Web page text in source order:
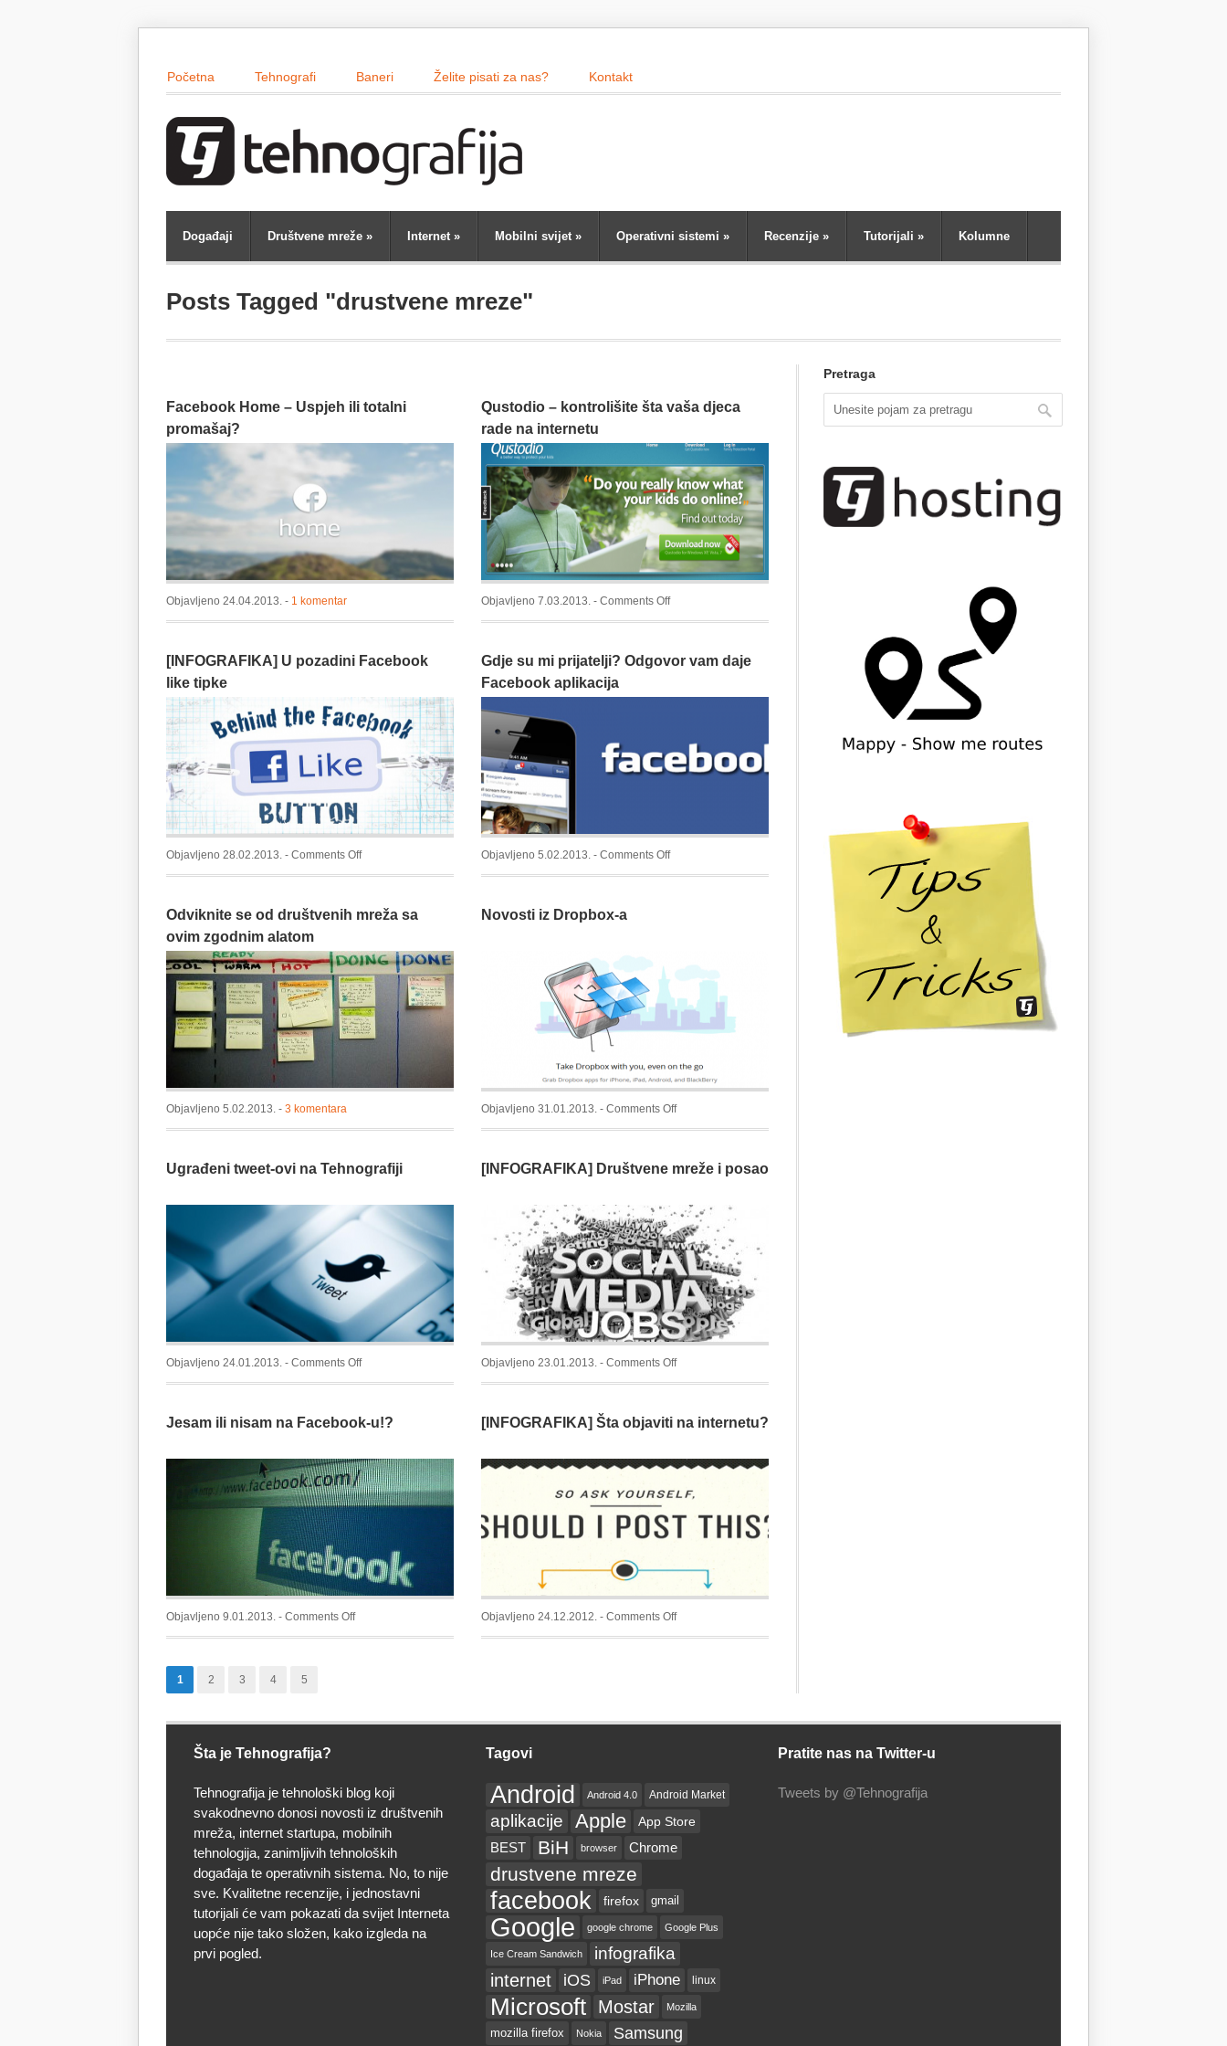
Početna Tehnografi Baneri Želite pisati za nas? Kontakt
Događaji Društvene mreže » Internet» Mobilni svijet» Operativni sistemi » Recenzije » Tutorijali » Kolumne
Posts Tagged "drustvene mreze"
Facebook Home – Uspjeh ili totalni
promašaj?
Objavljeno 24.04.2013. - 1 komentar
Qustodio – kontrolišite šta vaša djeca
rade na internetu
Objavljeno 7.03.2013. - Comments Offon
Qustodio
kontrolišite
vaša
rade
na
[INFOGRAFIKA] U pozadini Facebook
like tipke
Objavljeno 28.02.2013. - Comments Offon
[INFOGRAFIKA]
pozadini
like
tipke
Gdje su mi prijatelji? Odgovor vam daje
Facebook aplikacija
Objavljeno 5.02.2013. - Comments Offon
Gdje
daje
Facebook
aplikacija
Odviknite se od društvenih mreža sa
ovim zgodnim alatom
Objavljeno 5.02.2013. - 3 komentara
Novosti iz Dropbox-a
Objavljeno 31.01.2013. - Comments Offon
Novosti
Dropbox-
Ugrađeni tweet-ovi na Tehnografiji
Objavljeno 24.01.2013. - Comments Offon
Ugrađeni
ovi
Tehnografiji
[INFOGRAFIKA] Društvene mreže i posao
Objavljeno 23.01.2013. - Comments Offon
[INFOGRAFIKA]
mreže
posao
Jesam ili nisam na Facebook-u!?
Objavljeno 9.01.2013. - Comments Offon
Jesam
[INFOGRAFIKA] Šta objaviti na internetu?
Objavljeno 24.12.2012. - Comments Offon
[INFOGRAFIKA]
1 2 3 4 5
Pretraga
Šta je Tehnografija?
Tehnografija je tehnološki blog koji
svakodnevno donosi novosti iz društvenih
mreža, internet startupa, mobilnih
tehnologija, zanimljivih tehnoloških
događaja te operativnih sistema. No, to nije
sve. Kvalitetne recenzije, i jednostavni
tutorijali će vam pokazati da svijet Interneta
uopće nije tako složen, kako izgleda na
prvi pogled.
Tagovi
Android Android 4.0 Android Market
aplikacije Apple App Store
BEST BiH browser Chrome
drustvene mreze
facebook firefox gmail
Google google chrome Google Plus
Ice Cream Sandwich infografika
internet iOS iPad iPhone linux
Microsoft Mostar Mozilla
mozilla firefox Nokia Samsung
Pratite nas na Twitter-u
Tweets by @Tehnografija